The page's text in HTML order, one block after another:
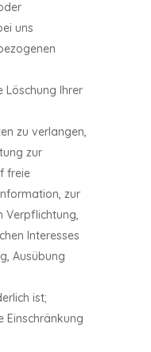
uns
Löschung Ihrer
zu verlangen,
zur
freie
zur
Verpflichtung,
Interesses
Ausübung
ist;
Einschränkung